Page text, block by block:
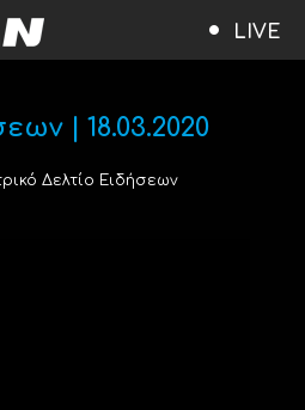
LIVE
| 18.03.2020
Δελτίο Ειδήσεων